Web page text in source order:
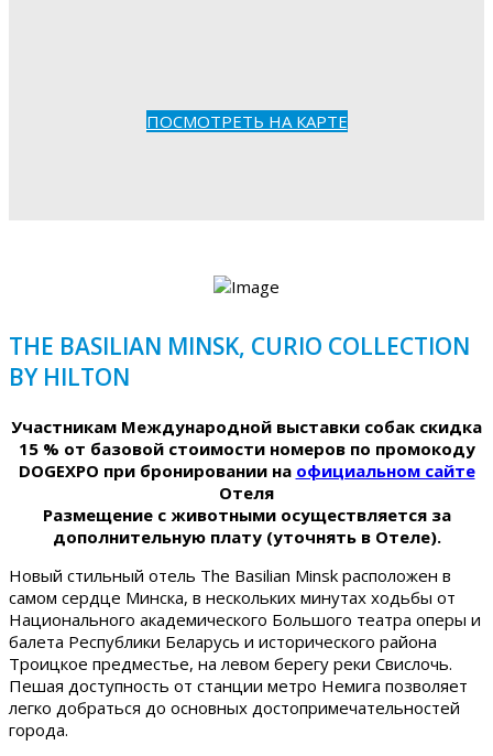
ПОСМОТРЕТЬ НА КАРТЕ
THE BASILIAN MINSK, CURIO COLLECTION
BY HILTON
Участникам Международной выставки собак скидка
15 % от базовой стоимости номеров по промокоду
DOGEXPO при бронировании на официальном сайте
Отеля
Размещение с животными осуществляется за
дополнительную плату (уточнять в Отеле).
Новый стильный отель The Basilian Minsk расположен в
самом сердце Минска, в нескольких минутах ходьбы от
Национального академического Большого театра оперы и
балета Республики Беларусь и исторического района
Троицкое предместье, на левом берегу реки Свислочь.
Пешая доступность от станции метро Немига позволяет
легко добраться до основных достопримечательностей
города.